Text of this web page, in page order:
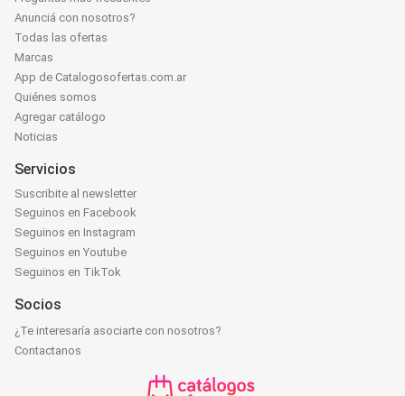
Anunciá con nosotros?
Todas las ofertas
Marcas
App de Catalogosofertas.com.ar
Quiénes somos
Agregar catálogo
Noticias
Servicios
Suscribite al newsletter
Seguinos en Facebook
Seguinos en Instagram
Seguinos en Youtube
Seguinos en TikTok
Socios
¿Te interesaría asociarte con nosotros?
Contactanos